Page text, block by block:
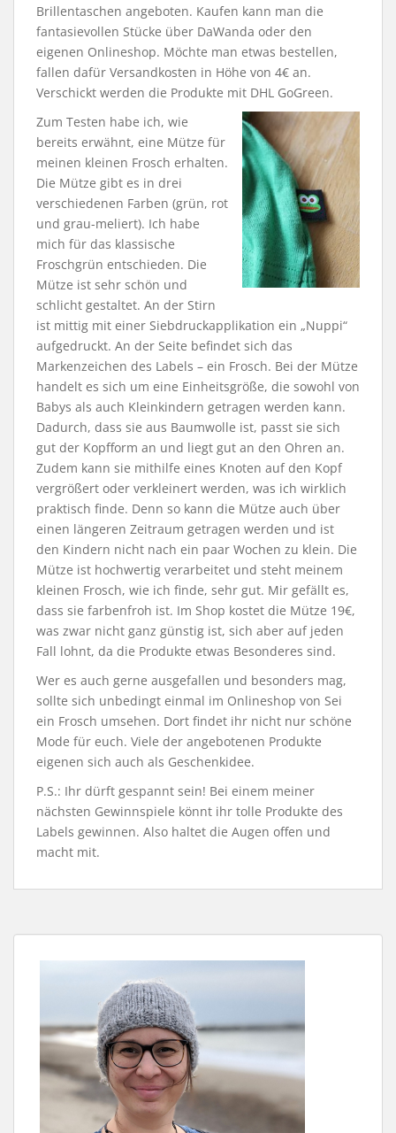
Brillentaschen angeboten. Kaufen kann man die
fantasievollen Stücke über DaWanda oder den
eigenen Onlineshop. Möchte man etwas bestellen,
fallen dafür Versandkosten in Höhe von 4€ an.
Verschickt werden die Produkte mit DHL GoGreen.
Zum Testen habe ich, wie
bereits erwähnt, eine Mütze für
meinen kleinen Frosch erhalten.
Die Mütze gibt es in drei
verschiedenen Farben (grün, rot
und grau-meliert). Ich habe
mich für das klassische
Froschgrün entschieden. Die
Mütze ist sehr schön und
schlicht gestaltet. An der Stirn
ist mittig mit einer Siebdruckapplikation ein „Nuppi“
aufgedruckt. An der Seite befindet sich das
Markenzeichen des Labels – ein Frosch. Bei der Mütze
handelt es sich um eine Einheitsgröße, die sowohl von
Babys als auch Kleinkindern getragen werden kann.
Dadurch, dass sie aus Baumwolle ist, passt sie sich
gut der Kopfform an und liegt gut an den Ohren an.
Zudem kann sie mithilfe eines Knoten auf den Kopf
vergrößert oder verkleinert werden, was ich wirklich
praktisch finde. Denn so kann die Mütze auch über
einen längeren Zeitraum getragen werden und ist
den Kindern nicht nach ein paar Wochen zu klein. Die
Mütze ist hochwertig verarbeitet und steht meinem
kleinen Frosch, wie ich finde, sehr gut. Mir gefällt es,
dass sie farbenfroh ist. Im Shop kostet die Mütze 19€,
was zwar nicht ganz günstig ist, sich aber auf jeden
Fall lohnt, da die Produkte etwas Besonderes sind.
Wer es auch gerne ausgefallen und besonders mag,
sollte sich unbedingt einmal im Onlineshop von Sei
ein Frosch umsehen. Dort findet ihr nicht nur schöne
Mode für euch. Viele der angebotenen Produkte
eigenen sich auch als Geschenkidee.
P.S.: Ihr dürft gespannt sein! Bei einem meiner
nächsten Gewinnspiele könnt ihr tolle Produkte des
Labels gewinnen. Also haltet die Augen offen und
macht mit.